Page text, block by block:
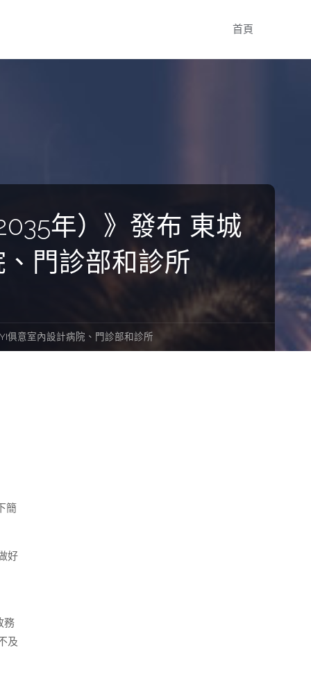
首頁
年）》發布 東城
門診部和診所
俱意室內設計病院、門診部和診所
簡
好
務
及